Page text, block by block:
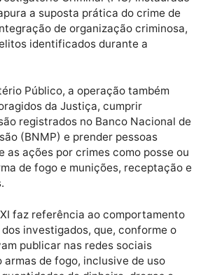
Moura, Cruzeiro do Sul (AC),
(PR).
foram expedidas pela 1ª Vara de
Criminal (PIC)
apura a suposta prática do crime de
integração de organização
identificados durante a
da Justiça, cumprir
registrados no Banco Nacional
(BNMP) e prender pessoas
as ações por crimes como posse